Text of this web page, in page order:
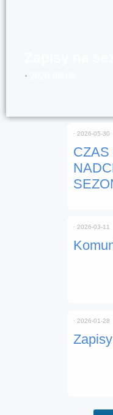
⋅
CZAS
⋅ 2026-05-30
⋅ 2026-03-11
⋅ 2026-01-28